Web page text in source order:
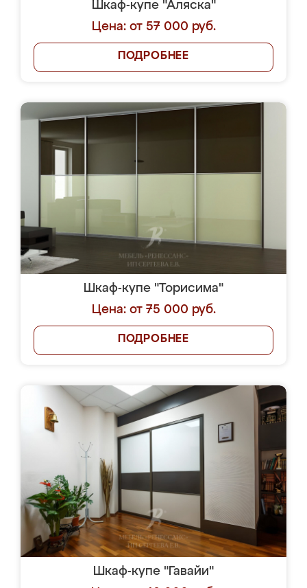
Шкаф-купе "Аляска"
Цена: от 57 000 руб.
ПОДРОБНЕЕ
Шкаф-купе "Торисима"
Цена: от 75 000 руб.
ПОДРОБНЕЕ
Шкаф-купе "Гавайи"